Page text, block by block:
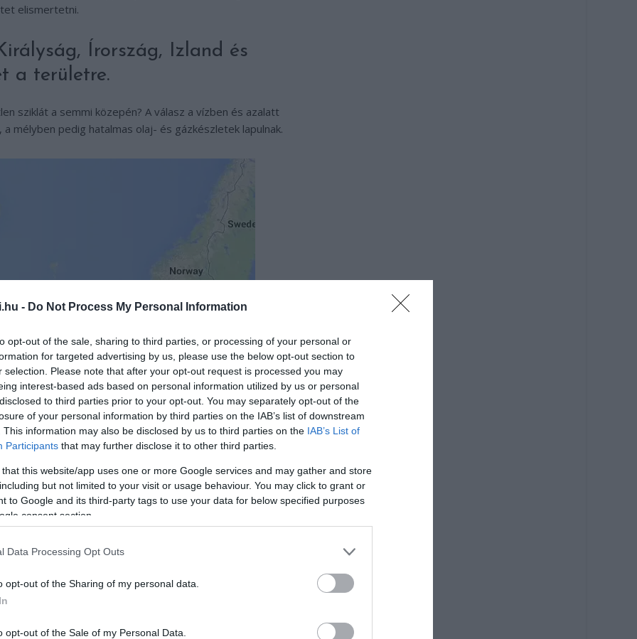
- Do Not Process My Personal Information
opt-out of the sale, sharing to third parties, or processing of your personal or
for targeted advertising by us, please use the below opt-out section to
selection. Please note that after your opt-out request is processed you may
interest-based ads based on personal information utilized by us or personal
to third parties prior to your opt-out. You may separately opt-out of the
of your personal information by third parties on the IAB’s list of downstream
This information may also be disclosed by us to third parties on the IAB’s List of
Participants that may further disclose it to other third parties.
that this website/app uses one or more Google services and may gather and store
but not limited to your visit or usage behaviour. You may click to grant or
to Google and its third-party tags to use your data for below specified purposes
consent section.
Data Processing Opt Outs
opt-out of the Sharing of my personal data.
opt-out of the Sale of my Personal Data.
elismertetni.
Írország, Izland és
a területre.
sziklát a semmi közepén? A válasz a vízben és azalatt
mélyben pedig hatalmas olaj- és gázkészletek lapulnak.
igen viharos. A sziget állandó lakóit a közönséges
tengeri madár időszakos pihenésre használja a
és nincsenek gigantikus hullámok.